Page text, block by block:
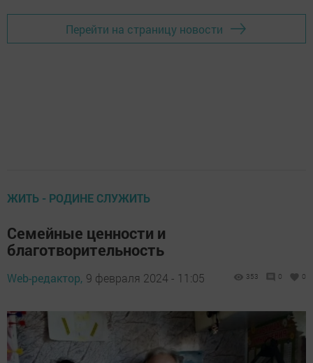
Перейти на страницу новости
ЖИТЬ - РОДИНЕ СЛУЖИТЬ
Семейные ценности и
благотворительность
Web-редактор, 9 февраля 2024 - 11:05 353 0 0